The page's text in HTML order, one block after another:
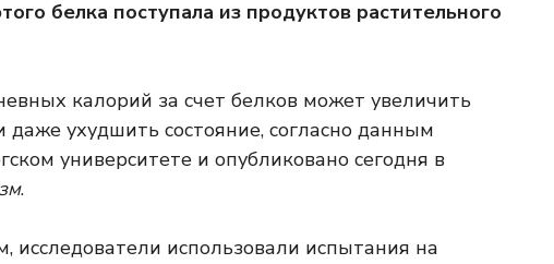
белка поступала из продуктов растительного
калорий за счет белков может увеличить
даже ухудшить состояние, согласно данным
университете и опубликовано сегодня в
.
использовали испытания на